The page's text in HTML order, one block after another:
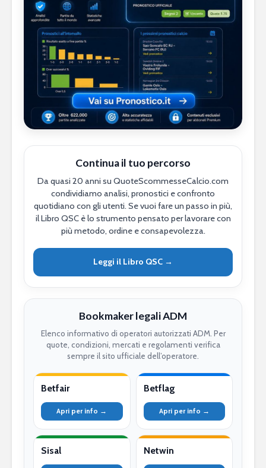
Continua il tuo percorso
Da quasi 20 anni su QuoteScommesseCalcio.com
condividiamo analisi, pronostici e confronto
quotidiano con gli utenti. Se vuoi fare un passo in più,
il Libro QSC è lo strumento pensato per lavorare con
più metodo, ordine e consapevolezza.
Leggi il Libro QSC →
Bookmaker legali ADM
Elenco informativo di operatori autorizzati ADM. Per
quote, condizioni, mercati e regolamenti verifica
sempre il sito ufficiale dell’operatore.
Betfair
Apri per info →
Betflag
Apri per info →
Sisal Netwin